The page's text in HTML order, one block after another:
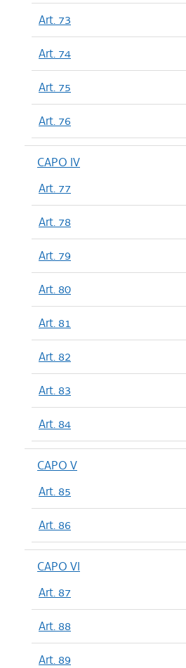
Art. 73
Art. 74
Art. 75
Art. 76
CAPO IV
Art. 77
Art. 78
Art. 79
Art. 80
Art. 81
Art. 82
Art. 83
Art. 84
CAPO V
Art. 85
Art. 86
CAPO VI
Art. 87
Art. 88
Art. 89